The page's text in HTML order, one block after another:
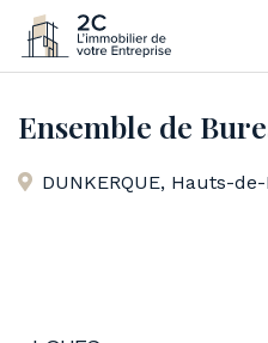
Home Bureaux
Ensemble de
DUNKERQUE, Hauts-